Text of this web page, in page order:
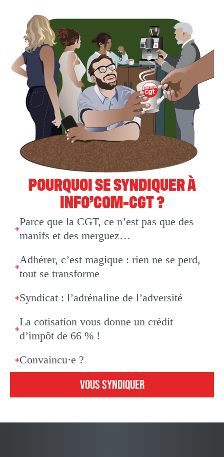
POURQUOI SE SYNDIQUER À
INFO’COM-CGT ?
Parce que la CGT, ce n’est pas que des
manifs et des merguez…
Adhérer, c’est magique : rien ne se perd,
tout se transforme
Syndicat : l’adrénaline de l’adversité
La cotisation vous donne un crédit
d’impôt de 66 % !
Convaincu·e ?
VOUS SYNDIQUER